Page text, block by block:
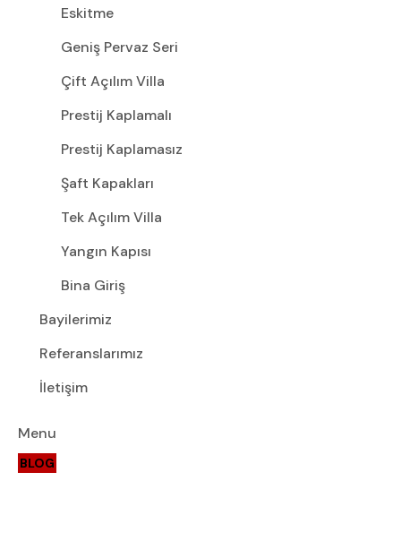
Eskitme
Geniş Pervaz Seri
Çift Açılım Villa
Prestij Kaplamalı
Prestij Kaplamasız
Şaft Kapakları
Tek Açılım Villa
Yangın Kapısı
Bina Giriş
Bayilerimiz
Referanslarımız
İletişim
Menu
BLOG